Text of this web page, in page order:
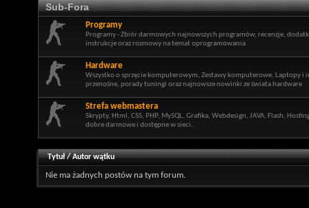
Sub-Fora
Programy
Programy - Zbiór darmowych najnowszych programów, recenzje,
instrukcje oraz rozmowy na temat oprogramowania
Hardware
Wszystko o sprzęcie komputerowym, Zestawy komputerowe, Laptopy i
przenośne, porady tuningi oraz najnowsze nowinki ze świata hardware
Strefa webmastera
Skrypty, Html, CSS, PHP, MySQL, Grafika, Webdesign, JAVA, Flash,
dobre darmowe i dostępne w sieci..
Tytuł/Autor wątku
Nie ma żadnych postów na tym forum.